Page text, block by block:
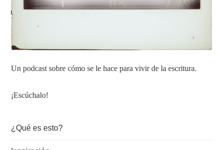
Un podcast sobre cómo se le hace para vivir de la escritura.
¡Escúchalo!
¿Qué es esto?